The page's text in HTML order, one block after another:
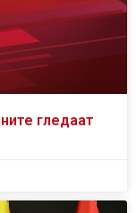
гледаат